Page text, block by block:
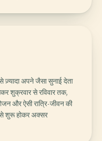
ज़्यादा अपने जैसा सुनाई देता
शुक्रवार से रविवार तक,
और ऐसी रात्रि-जीवन की
से शुरू होकर अक्सर